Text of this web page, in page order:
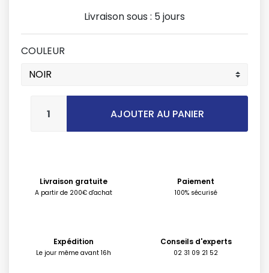
Livraison sous : 5 jours
COULEUR
AJOUTER AU PANIER
Livraison gratuite
A partir de 200€ d'achat
Paiement
100% sécurisé
Expédition
Le jour même avant 16h
Conseils d'experts
02 31 09 21 52